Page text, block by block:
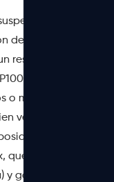
durante
de la bolsa es la
respirador de
cuando
o mal ventilados.
ventilados, un
breves.
que proporciona
gafas